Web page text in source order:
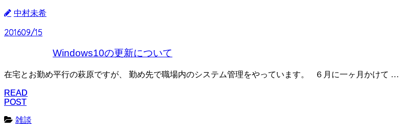
中村未希
201609/15
201609/15
Windows10の更新について
在宅とお勤め平行の萩原ですが、 勤め先で職場内のシステム管理をやっています。 ６月に一ヶ月かけて …
READ
POST
READ
POST
雑談